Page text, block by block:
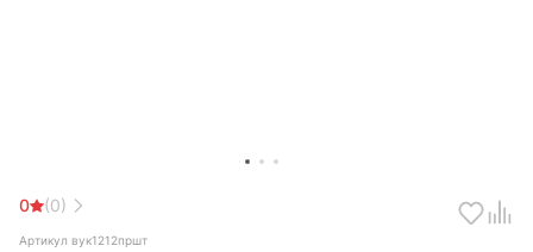
0 (0)
Артикул вук1212пршт